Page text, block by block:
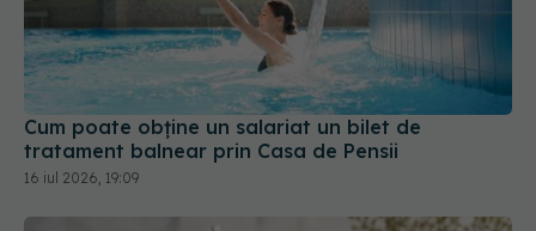
Cum poate obține un salariat un bilet de
tratament balnear prin Casa de Pensii
16 iul 2026, 19:09